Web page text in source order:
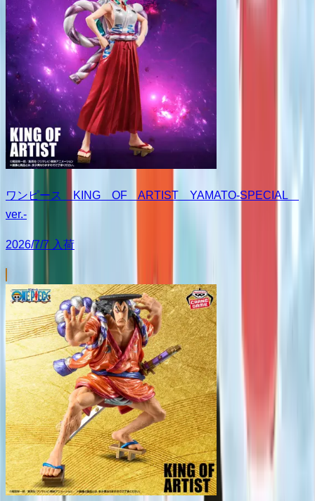
ワンピース KING OF ARTIST YAMATO-SPECIAL
ver.-
2026/7/7 入荷